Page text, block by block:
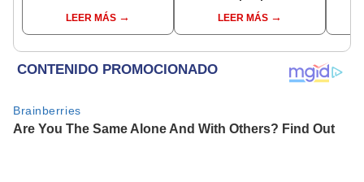
LEER MÁS
incompatible y falsedad
ideológica
LEER MÁS